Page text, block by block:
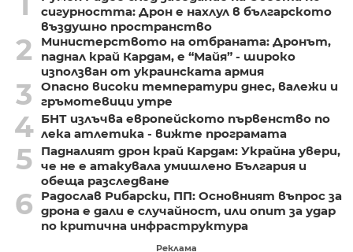
сигурността: Дрон е нахлул в българското
въздушно пространство
2
Министерството на отбраната: Дронът,
паднал край Кардам, е “Майя” - широко
използван от украинската армия
3
Опасно високи температури днес, валежи и
гръмотевици утре
4 БНТ излъчва европейското първенство по
лека атлетика - вижте програмата
5
Падналият дрон край Кардам: Украйна увери,
че не е атакувала умишлено България и
обеща разследване
6
Радослав Рибарски, ПП: Основният въпрос за
дрона е дали е случайност, или опит за удар
по критична инфраструктура
Реклама